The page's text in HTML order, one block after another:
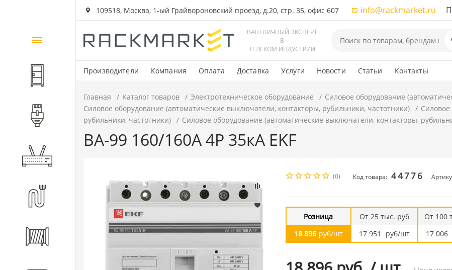
109518, Москва, 1-ый Грайвороновский проезд, д.20, стр. 35, офис 607 info@rackmarket.ru
ВАШ ЛИЧНЫЙ ЭКСПЕРТ
В
ТЕЛЕКОМ ИНДУСТРИИ
Производители Компания Оплата Доставка Услуги Новости Статьи Контакты
Каталог
товаров
Шкафы и стойки
Компоненты СКС
Волоконно-оптические
компоненты
Главная Каталог товаров Электротехническое оборудование
Силовое оборудование
Силовое оборудование (автоматические выключатели, контакторы, рубильники, частотники)
рубильники, частотники)
Силовое оборудование (автоматические выключатели, контакторы,
ВА-99 160/160А 4P 35кА EKF
(0) Код товара: 44776
Розница
18 896 руб/шт
От 25 тыс. руб
17 951
руб/шт
От 100
17 006